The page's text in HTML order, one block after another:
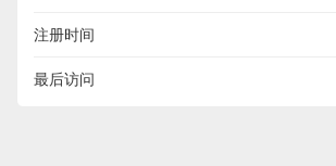
注册时间
最后访问